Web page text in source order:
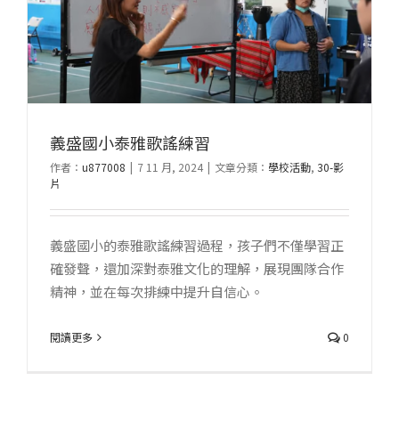
義盛國小泰雅歌謠練習
作者： u877008 | 7 11 月, 2024 | 文章分類： 學校活動, 30-影
片
義盛國小的泰雅歌謠練習過程，孩子們不僅學習正
確發聲，還加深對泰雅文化的理解，展現團隊合作
精神，並在每次排練中提升自信心。
閱讀更多 0